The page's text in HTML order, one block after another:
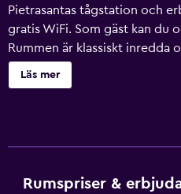
Pietrasantas tågstation och
gratis WiFi. Som gäst kan du
Rummen är klassiskt inredda
satellit-TV samt eget badrum
toalettartiklar. En varierad
Läs mer
Rumspriser &